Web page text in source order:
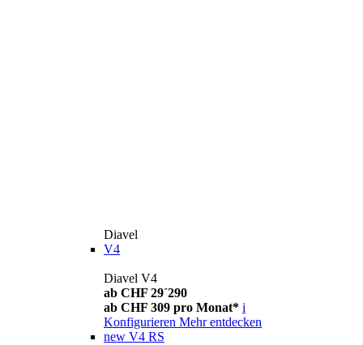
Diavel
V4
Diavel V4
ab CHF 29´290
ab CHF 309 pro Monat* i
Konfigurieren Mehr entdecken
new V4 RS